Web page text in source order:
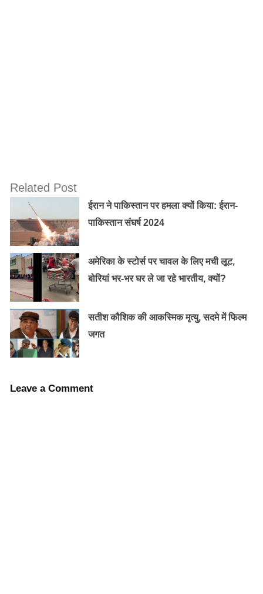
Related Post
ईरान ने पाकिस्तान पर हमला क्यों किया: ईरान-
पाकिस्तान संघर्ष 2024
अमेरिका के स्टोर्स पर चावल के लिए मची लूट,
बोरियां भर-भर घर ले जा रहे भारतीय, क्यों?
सतीश कौशिक की आकस्मिक मृत्यु, सदमे में फिल्म
जगत
Leave a Comment